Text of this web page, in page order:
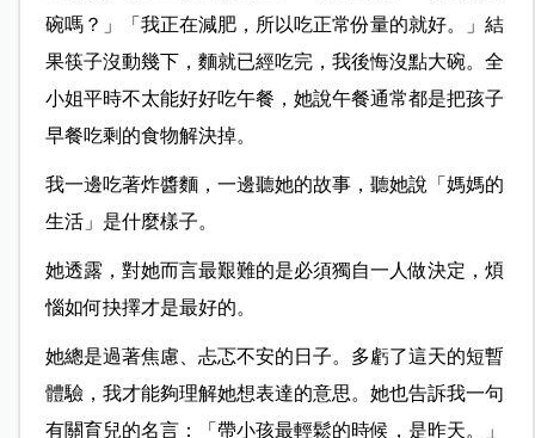
碗嗎？」「我正在減肥，所以吃正常份量的就好。」結
果筷子沒動幾下，麵就已經吃完，我後悔沒點大碗。全
小姐平時不太能好好吃午餐，她說午餐通常都是把孩子
早餐吃剩的食物解決掉。
我一邊吃著炸醬麵，一邊聽她的故事，聽她說「媽媽的
生活」是什麼樣子。
她透露，對她而言最艱難的是必須獨自一人做決定，煩
惱如何抉擇才是最好的。
她總是過著焦慮、忐忑不安的日子。多虧了這天的短暫
體驗，我才能夠理解她想表達的意思。她也告訴我一句
有關育兒的名言：「帶小孩最輕鬆的時候，是昨天。」